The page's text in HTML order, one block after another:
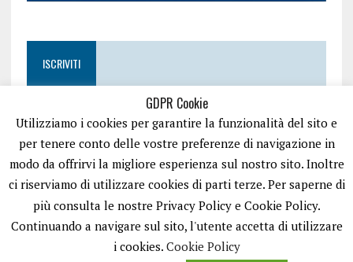
ISCRIVITI
GDPR Cookie
Utilizziamo i cookies per garantire la funzionalità del sito e
per tenere conto delle vostre preferenze di navigazione in
modo da offrirvi la migliore esperienza sul nostro sito. Inoltre
ci riserviamo di utilizzare cookies di parti terze. Per saperne di
più consulta le nostre Privacy Policy e Cookie Policy.
Continuando a navigare sul sito, l'utente accetta di utilizzare
i cookies. Cookie Policy